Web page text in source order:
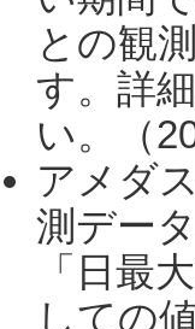
との観
す。詳
い。（
アメダ
測デー
「日最
しての